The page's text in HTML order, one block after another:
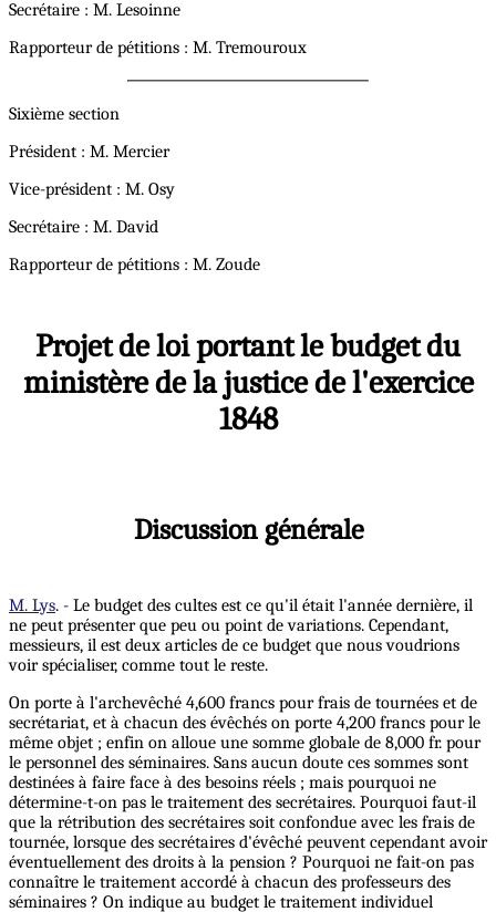
Secrétaire : M. Lesoinne
Rapporteur de pétitions : M. Tremouroux
Sixième section
Président : M. Mercier
Vice-président : M. Osy
Secrétaire : M. David
Rapporteur de pétitions : M. Zoude
Projet de loi portant le budget du
ministère de la justice de l'exercice
1848
Discussion générale
M. Lys. - Le budget des cultes est ce qu'il était l'année dernière, il
ne peut présenter que peu ou point de variations. Cependant,
messieurs, il est deux articles de ce budget que nous voudrions
voir spécialiser, comme tout le reste.
On porte à l'archevêché 4,600 francs pour frais de tournées et de
secrétariat, et à chacun des évêchés on porte 4,200 francs pour le
même objet ; enfin on alloue une somme globale de 8,000 fr. pour
le personnel des séminaires. Sans aucun doute ces sommes sont
destinées à faire face à des besoins réels ; mais pourquoi ne
détermine-t-on pas le traitement des secrétaires. Pourquoi faut-il
que la rétribution des secrétaires soit confondue avec les frais de
tournée, lorsque des secrétaires d'évêché peuvent cependant avoir
éventuellement des droits à la pension ? Pourquoi ne fait-on pas
connaître le traitement accordé à chacun des professeurs des
séminaires ? On indique au budget le traitement individuel